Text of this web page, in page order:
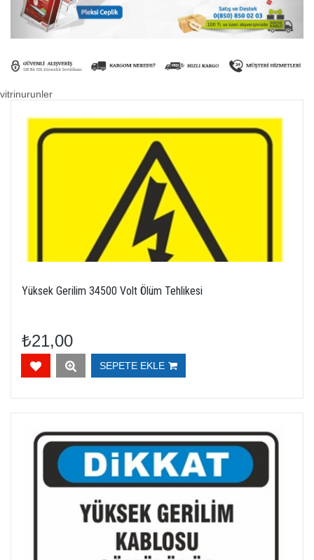
vitrinurunler
Yüksek Gerilim 34500 Volt Ölüm Tehlikesi
₺21,00
SEPETE EKLE